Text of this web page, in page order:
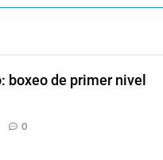
boxeo de primer nivel
0